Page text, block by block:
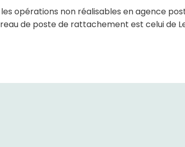
les opérations non réalisables en agence
de poste de rattachement est celui de